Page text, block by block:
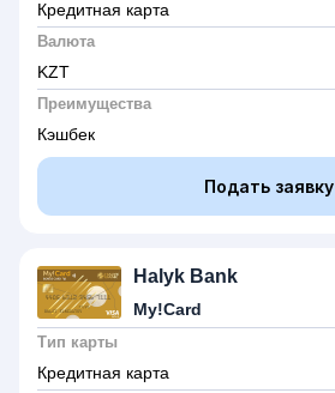
Кредитная карта
Валюта
KZT
Преимущества
Кэшбек
Подать заявку
Halyk Bank
My!Card
Тип карты
Кредитная карта